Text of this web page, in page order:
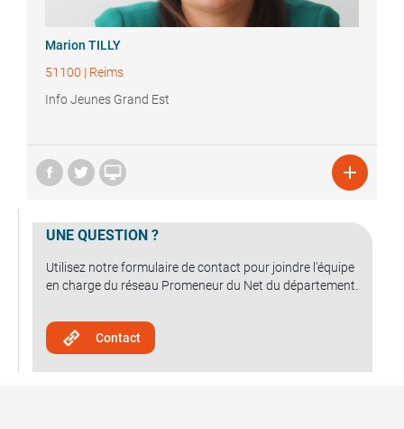
Marion TILLY
51100 | Reims
Info Jeunes Grand Est
 
UNE QUESTION ?
Utilisez notre formulaire de contact pour joindre l'équipe
en charge du réseau Promeneur du Net du département.
Contact